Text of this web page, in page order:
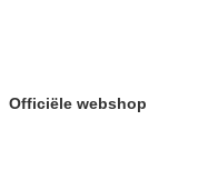
Officiële webshop